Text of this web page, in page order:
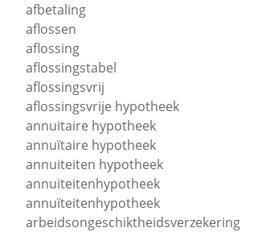
afbetaling
aflossen
aflossing
aflossingstabel
aflossingsvrij
aflossingsvrije hypotheek
annuitaire hypotheek
annuïtaire hypotheek
annuiteiten hypotheek
annuiteitenhypotheek
annuïteitenhypotheek
arbeidsongeschiktheidsverzekering